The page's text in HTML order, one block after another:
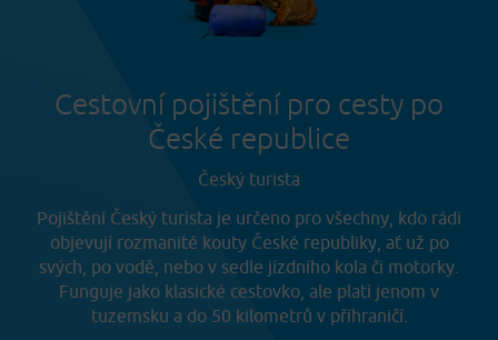
Cestovní pojištění pro cesty po
České republice
Český turista
Pojištění Český turista je určeno pro všechny, kdo rádi
objevují rozmanité kouty České republiky, ať už po
svých, po vodě, nebo v sedle jízdního kola či motorky.
Funguje jako klasické cestovko, ale platí jenom v
tuzemsku a do 50 kilometrů v příhraničí.